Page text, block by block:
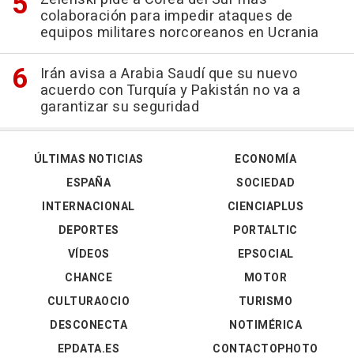
colaboración para impedir ataques de
equipos militares norcoreanos en Ucrania
Irán avisa a Arabia Saudí que su nuevo
acuerdo con Turquía y Pakistán no va a
garantizar su seguridad
ÚLTIMAS NOTICIAS
ESPAÑA
INTERNACIONAL
DEPORTES
VÍDEOS
ECONOMÍA
SOCIEDAD
CIENCIAPLUS
PORTALTIC
EPSOCIAL
CHANCE
CULTURAOCIO
DESCONECTA
EPDATA.ES
MOTOR
TURISMO
NOTIMÉRICA
CONTACTOPHOTO